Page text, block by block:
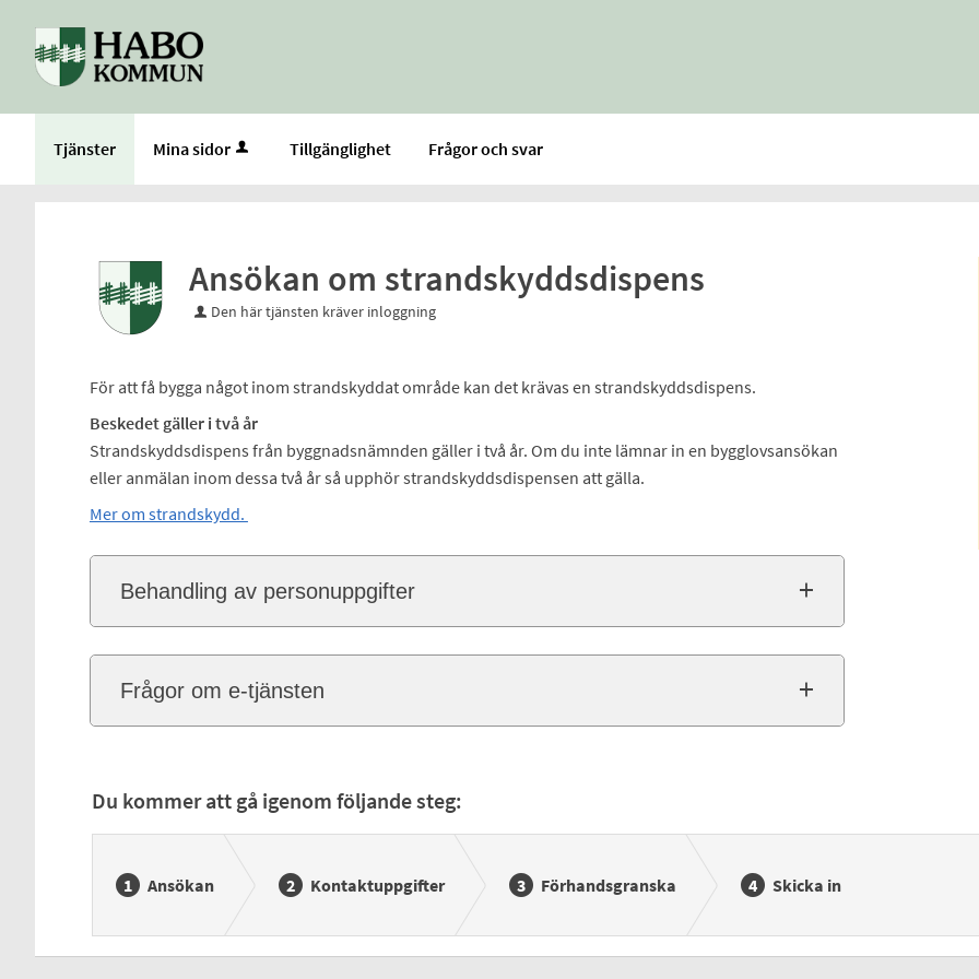
Tjänster Mina sidor Tillgänglighet Frågor och svar
Ansökan om strandskyddsdispens
Den här tjänsten kräver inloggning
För att få bygga något inom strandskyddat område kan det krävas en strandskyddsdispens.
Beskedet gäller i två år
Strandskyddsdispens från byggnadsnämnden gäller i två år. Om du inte lämnar in en bygglovsansökan
eller anmälan inom dessa två år så upphör strandskyddsdispensen att gälla.
Mer om strandskydd.
Behandling av personuppgifter
Frågor om e-tjänsten
Du kommer att gå igenom följande steg:
Ansökan Kontaktuppgifter Förhandsgranska Skicka in